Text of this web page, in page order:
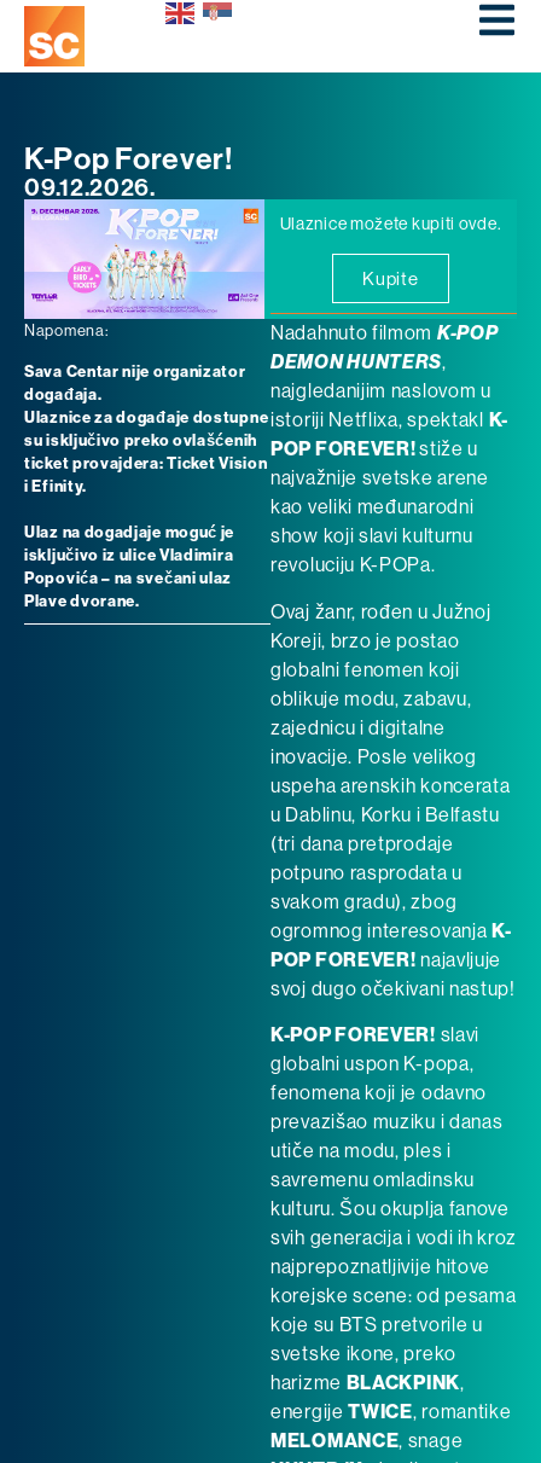
K-Pop Forever!
09.12.2026.
Ulaznice možete kupiti ovde.
Kupite
Napomena:
Sava Centar nije organizator
događaja.
Ulaznice za događaje dostupne
su isključivo preko ovlašćenih
ticket provajdera: Ticket Vision
i Efinity.
Ulaz na dogadjaje moguć je
isključivo iz ulice Vladimira
Popovića – na svečani ulaz
Plave dvorane.
Nadahnuto filmom K-POP
DEMON HUNTERS,
najgledanijim naslovom u
istoriji Netflixa, spektakl
K-
POP FOREVER!stiže u
najvažnije svetske arene
kao veliki međunarodni
show koji slavi kulturnu
revoluciju K-POPa.
Ovaj žanr, rođen u Južnoj
Koreji, brzo je postao
globalni fenomen koji
oblikuje modu, zabavu,
zajednicu i digitalne
inovacije. Posle velikog
uspeha arenskih koncerata
u Dablinu, Korku i Belfastu
(tri dana pretprodaje
potpuno rasprodata u
svakom gradu), zbog
ogromnog interesovanjaK-
POP FOREVER! najavljuje
svoj dugo očekivani nastup!
K-POP FOREVER! slavi
globalni uspon K-popa,
fenomena koji je odavno
prevazišao muziku i danas
utiče na modu, ples i
savremenu omladinsku
kulturu. Šou okuplja fanove
svih generacija i vodi ih kroz
najprepoznatljivije hitove
korejske scene: od pesama
koje su BTS pretvorile u
svetske ikone, preko
harizme BLACKPINK,
energijeTWICE, romantike
MELOMANCE, snage